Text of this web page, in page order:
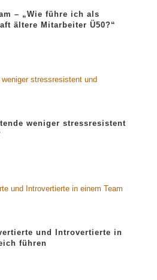
– „Wie führe ich als
ältere Mitarbeiter Ü50?“
weniger stressresistent
und Introvertierte in
führen